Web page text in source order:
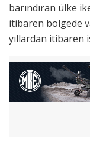
barındıran ülke
itibaren bölgede
yıllardan itibaren